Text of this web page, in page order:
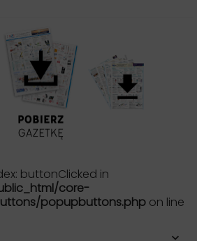
buttonClicked in
core-
popupbuttons.php on line
